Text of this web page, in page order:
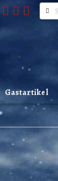
Search
Gastartikel